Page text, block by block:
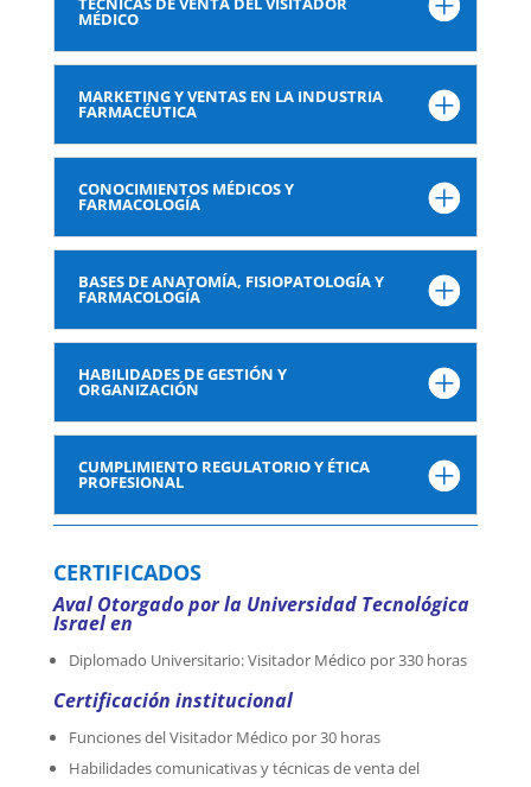
MÉDICO
MARKETING Y VENTAS EN LA INDUSTRIA
FARMACÉUTICA
CONOCIMIENTOS MÉDICOS Y
FARMACOLOGÍA
BASES DE ANATOMÍA, FISIOPATOLOGÍA Y
FARMACOLOGÍA
HABILIDADES DE GESTIÓN Y
ORGANIZACIÓN
CUMPLIMIENTO REGULATORIO Y ÉTICA
PROFESIONAL
CERTIFICADOS
Aval Otorgado por la Universidad Tecnológica
Israel en
Diplomado Universitario: Visitador Médico por 330 horas
Certificación institucional
Funciones del Visitador Médico por 30 horas
Habilidades comunicativas y técnicas de venta del